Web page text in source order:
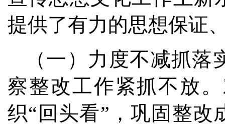
提供了有力的思想保证
（一）力度不减抓
察整改工作紧抓不放
织“回头看”，巩固整改